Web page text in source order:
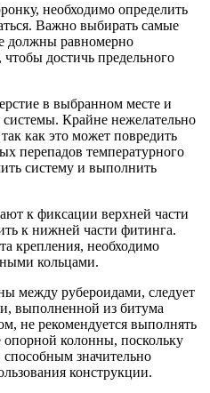
необходимо определить
Важно выбирать самые
должны равномерно
достичь предельного
в выбранном месте и
Крайне нежелательно
как это может повредить
перепадов температурного
систему и выполнить
к фиксации верхней части
к нижней части фитинга.
крепления, необходимо
кольцами.
между рубероидами, следует
выполненной из битума
не рекомендуется выполнять
колонны, поскольку
значительно
конструкции.